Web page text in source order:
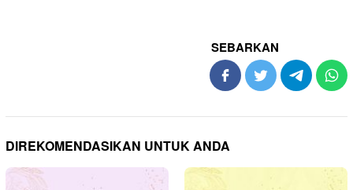
SEBARKAN
DIREKOMENDASIKAN UNTUK ANDA